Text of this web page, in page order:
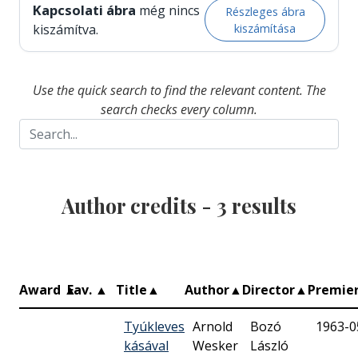
Kapcsolati ábra még nincs
kiszámítva.
Részleges ábra
kiszámítása
Use the quick search to find the relevant content. The
search checks every column.
Author credits - 3 results
Award ▲
Fav. ▲ Title▲ Author▲Director▲
Tyúkleves
kásával
Arnold
Wesker
Bozó
László
1963-